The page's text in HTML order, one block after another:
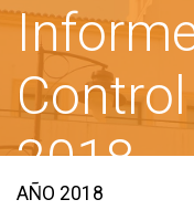
2018
AÑO 2018